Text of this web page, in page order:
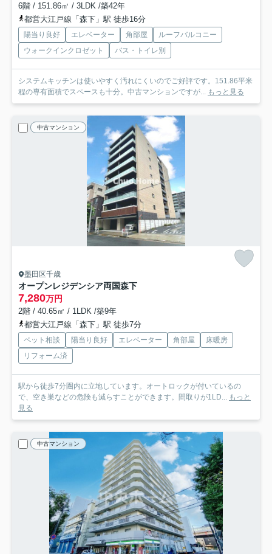
6階 / 151.86㎡ / 3LDK /築42年
都営大江戸線「森下」駅 徒歩16分
陽当り良好 エレベーター 角部屋
ルーフバルコニー
ウォークインクロゼット
バス・トイレ別
システムキッチンは使いやすく汚れにくいのでご好評です。151.86平米
程の専有面積でスペースも十分。中古マンションですが... もっと見る
中古マンション
墨田区千歳
オープンレジデンシア両国森下
7,280万円
2階 / 40.65㎡ / 1LDK /築9年
都営大江戸線「森下」駅 徒歩7分
ペット相談 陽当り良好 エレベーター 角部屋
床暖房
リフォーム済
駅から徒歩7分圏内に立地しています。オートロックが付いているの
で、空き巣などの危険も減らすことができます。間取りが1LD... もっと
見る
中古マンション